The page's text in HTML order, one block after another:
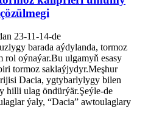
23-11-14-de
barada aýdylanda, tormoz
rol oýnaýar.Bu ulgamyň esasy
tormoz saklaýjydyr.Meşhur
Dacia, ygtybarlylygy bilen
hilli ulag öndürýär.Şeýle-de
ýaly, “Dacia” awtoulaglary